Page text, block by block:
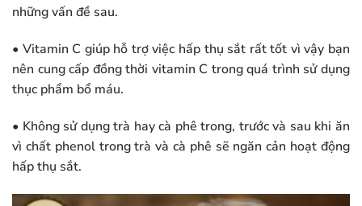
những vấn đề sau.
• Vitamin C giúp hỗ trợ việc hấp thụ sắt rất tốt vì vậy bạn
nên cung cấp đồng thời vitamin C trong quá trình sử dụng
thục phẩm bổ máu.
• Không sử dụng trà hay cà phê trong, trước và sau khi ăn
vì chất phenol trong trà và cà phê sẽ ngăn cản hoạt động
hấp thụ sắt.